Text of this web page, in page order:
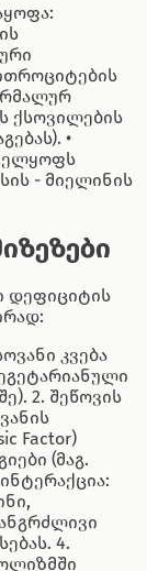
ქსოვილების
•
- მიელინის
დეფიციტის
კვება
2. შეწოვის
Factor)
(მაგ.
4.